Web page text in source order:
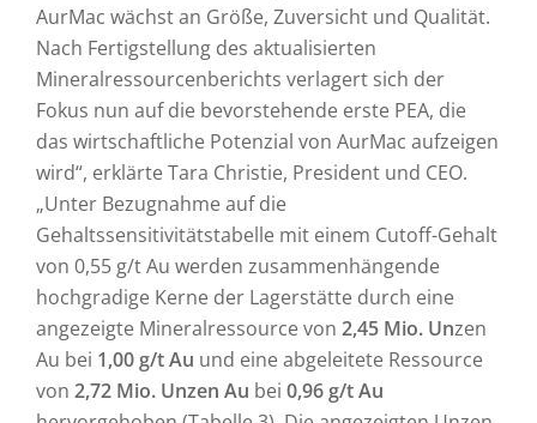
AurMac wächst an Größe, Zuversicht und Qualität.
Nach Fertigstellung des aktualisierten
Mineralressourcenberichts verlagert sich der
Fokus nun auf die bevorstehende erste PEA, die
das wirtschaftliche Potenzial von AurMac aufzeigen
wird“, erklärte Tara Christie, President und CEO.
„Unter Bezugnahme auf die
Gehaltssensitivitätstabelle mit einem Cutoff-Gehalt
von 0,55 g/t Au werden zusammenhängende
hochgradige Kerne der Lagerstätte durch eine
angezeigte Mineralressource von 2,45 Mio. Unzen
Au bei 1,00 g/t Au und eine abgeleitete Ressource
von 2,72 Mio. Unzen Au bei 0,96 g/t Au